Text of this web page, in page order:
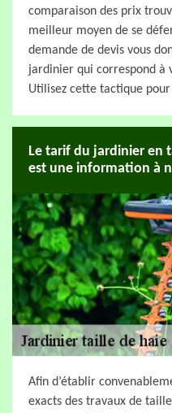
comparaison des prix
meilleur moyen de se
demande de devis vous
jardinier qui correspond à
Utilisez cette tactique
Le tarif du jardinier en
est une information à
Afin d’établir
exacts des travaux de